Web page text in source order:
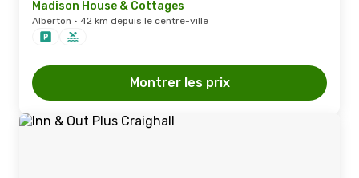
Madison House & Cottages
Alberton · 42 km depuis le centre-ville
Montrer les prix